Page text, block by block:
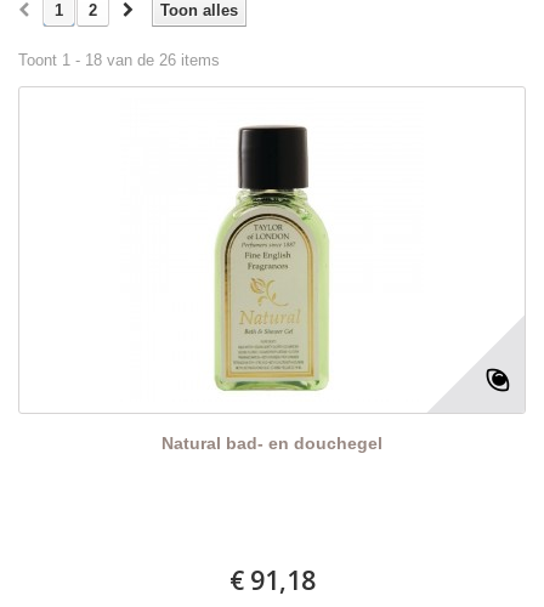
Toon alles
1 2
Toont 1 - 18 van de 26 items
Natural bad- en douchegel
€ 91,18